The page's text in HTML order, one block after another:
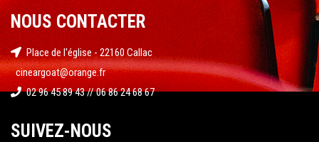
NOUS CONTACTER
Place de l'église - 22160 Callac
cineargoat@orange.fr
02 96 45 89 43 // 06 86 24 68 67
SUIVEZ-NOUS